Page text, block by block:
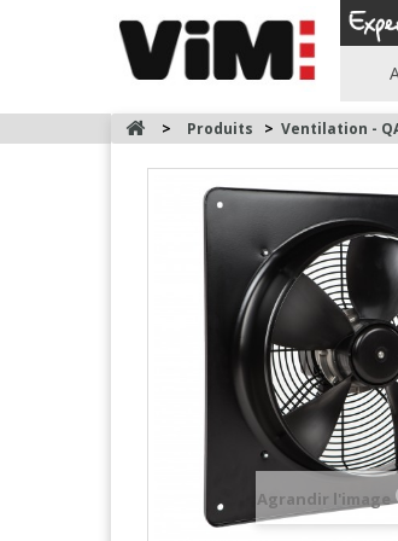
> Produits > Ventilation -
Agrandir l'image